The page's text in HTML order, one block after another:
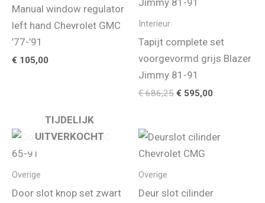
Manual window regulator
left hand Chevrolet GMC
’77-’91
€ 105,00
Interieur
Tapijt complete set
voorgevormd grijs Blazer
Jimmy 81-91
€686,25 Oorspronkelijke
€ 595,00Huidige
TIJDELIJK
UITVERKOCHT
Overige
Door slot knop set zwart
Overige
Deur slot cilinder